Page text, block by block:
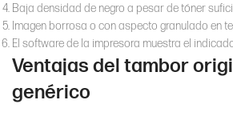
Baja densidad de negro a pesar de tóner
Imagen borrosa o con aspecto granulado en
El software de la impresora muestra el
Ventajas del tambor
genérico